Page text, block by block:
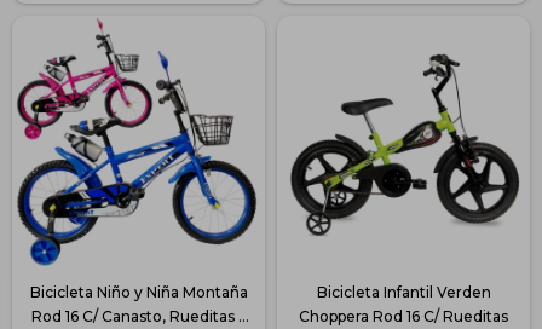
Bicicleta Niño y Niña Montaña
Rod 16 C/ Canasto, Rueditas y
Bicicleta Infantil Verden
Choppera Rod 16 C/ Rueditas